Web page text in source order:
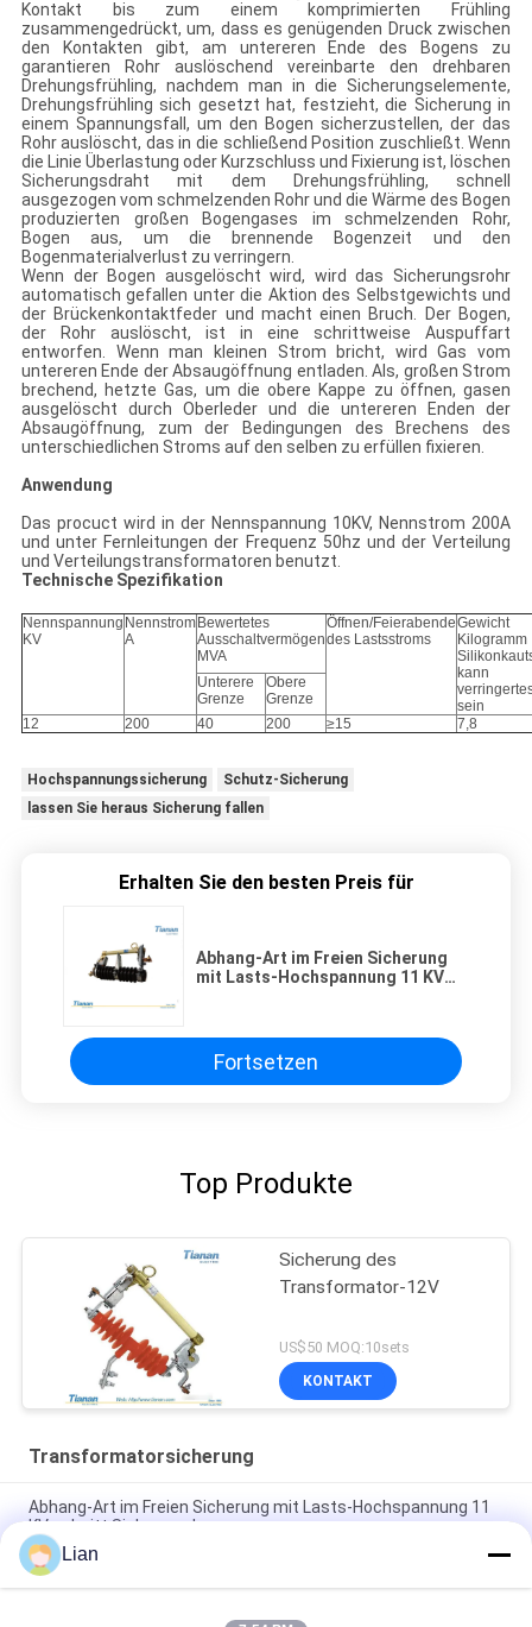
Kontakt bis zum einem komprimierten Frühling
zusammengedrückt, um, dass es genügenden Druck zwischen
den Kontakten gibt, am untereren Ende des Bogens zu
garantieren Rohr auslöschend vereinbarte den drehbaren
Drehungsfrühling, nachdem man in die Sicherungselemente,
Drehungsfrühling sich gesetzt hat, festzieht, die Sicherung in
einem Spannungsfall, um den Bogen sicherzustellen, der das
Rohr auslöscht, das in die schließend Position zuschließt. Wenn
die Linie Überlastung oder Kurzschluss und Fixierung ist, löschen
Sicherungsdraht mit dem Drehungsfrühling, schnell
ausgezogen vom schmelzenden Rohr und die Wärme des Bogen
produzierten großen Bogengases im schmelzenden Rohr,
Bogen aus, um die brennende Bogenzeit und den
Bogenmaterialverlust zu verringern.
Wenn der Bogen ausgelöscht wird, wird das Sicherungsrohr
automatisch gefallen unter die Aktion des Selbstgewichts und
der Brückenkontaktfeder und macht einen Bruch. Der Bogen,
der Rohr auslöscht, ist in eine schrittweise Auspuffart
entworfen. Wenn man kleinen Strom bricht, wird Gas vom
untereren Ende der Absaugöffnung entladen. Als, großen Strom
brechend, hetzte Gas, um die obere Kappe zu öffnen, gasen
ausgelöscht durch Oberleder und die untereren Enden der
Absaugöffnung, zum der Bedingungen des Brechens des
unterschiedlichen Stroms auf den selben zu erfüllen fixieren.
Anwendung
Das procuct wird in der Nennspannung 10KV, Nennstrom 200A
und unter Fernleitungen der Frequenz 50hz und der Verteilung
und Verteilungstransformatoren benutzt.
Technische Spezifikation
Nennspannung
KV
Nennstrom
A
Bewertetes
Ausschaltvermögen
MVA
Öffnen/Feierabende
des Lastsstroms
Gewicht
Kilogramm
kann
sein
Unterere
Grenze
Obere
Grenze
12
200 40 200 ≥15 7,8
Hochspannungssicherung
Schutz-Sicherung
lassen Sie heraus Sicherung fallen
Erhalten Sie den besten Preis für
Abhang-Art im Freien Sicherung
mit Lasts-Hochspannung 11 KV
Fortsetzen
Top Produkte
Sicherung des
Transformator-12V
US$50 MOQ:10sets
KONTAKT
Transformatorsicherung
Abhang-Art im Freien Sicherung mit Lasts-Hochspannung 11
KV schnitt Sicherung heraus
Lassen Sie heraus Hochspannungssicherung für
Transformator-Schutz/Verteilung Line12 KV fallen
Lian